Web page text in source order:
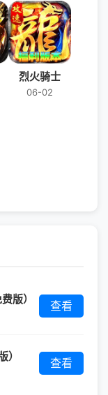
烈火骑士
06-02
版） 查看
） 查看